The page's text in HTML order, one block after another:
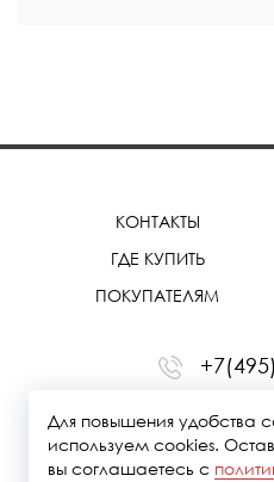
КОНТАКТЫ
ГДЕ КУПИТЬ
ПОКУПАТЕЛЯМ
Для повышения удобства
используем cookies.
вы соглашаетесь с